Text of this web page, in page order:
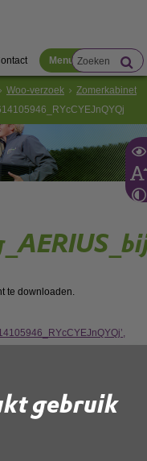
gebruik
Menu
Woo-verzoek
Zomerkabinet
te downloaden.